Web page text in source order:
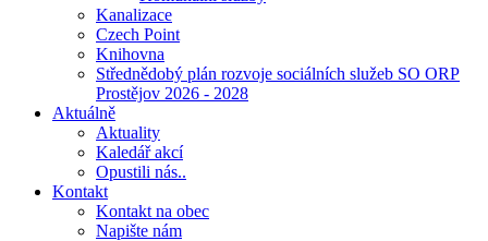
Kanalizace
Czech Point
Knihovna
Střednědobý plán rozvoje sociálních služeb SO ORP
Prostějov 2026 - 2028
Aktuálně
Aktuality
Kaledář akcí
Opustili nás..
Kontakt
Kontakt na obec
Napište nám